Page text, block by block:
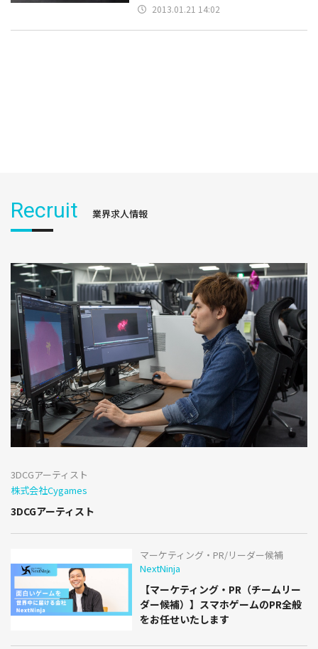
2013.01.21 14:02
Recruit 業界求人情報
3DCGアーティスト
株式会社Cygames
3DCGアーティスト
マーケティング・PR/リーダー候補
NextNinja
【マーケティング・PR（チームリー
ダー候補）】スマホゲームのPR全般
をお任せいたします